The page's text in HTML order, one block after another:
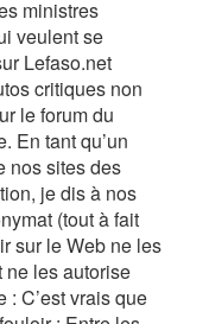
ministres
veulent se
Lefaso.net
critiques non
le forum du
En tant qu’un
nos sites des
je dis à nos
(tout à fait
sur le Web ne les
ne les autorise
: C’est vrais que